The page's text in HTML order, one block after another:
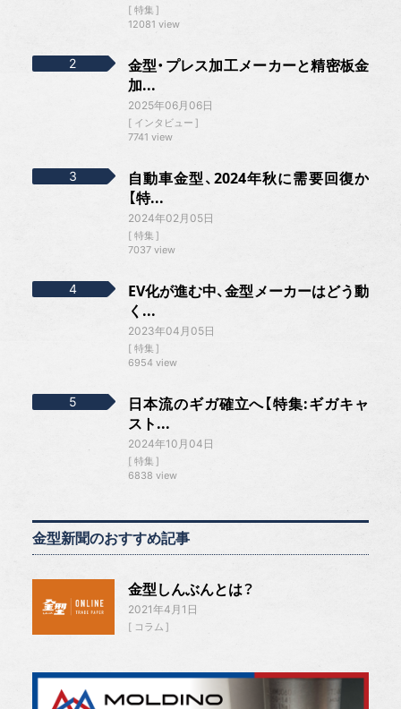
特集
12081 view
金型・プレス加工メーカーと精密板金
加...
2025年06月06日
インタビュー
7741 view
自動車金型、2024年秋に需要回復か
【特...
2024年02月05日
特集
7037 view
EV化が進む中、金型メーカーはどう動
く...
2023年04月05日
特集
6954 view
日本流のギガ確立へ【特集:ギガキャ
スト...
2024年10月04日
特集
6838 view
金型新聞のおすすめ記事
金型しんぶんとは？
2021年4月1日
コラム